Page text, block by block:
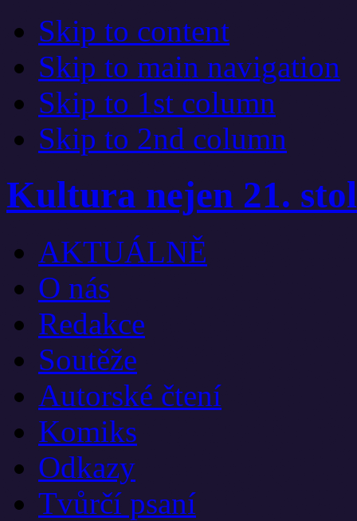
Skip to content
Skip to main navigation
Skip to 1st column
Skip to 2nd column
Kultura nejen 21.
AKTUÁLNĚ
O nás
Redakce
Soutěže
Autorské čtení
Komiks
Odkazy
Tvůrčí psaní